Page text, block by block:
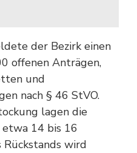
der Bezirk einen
offenen Anträgen,
und
nach § 46 StVO.
lagen die
14 bis 16
Rückstands wird